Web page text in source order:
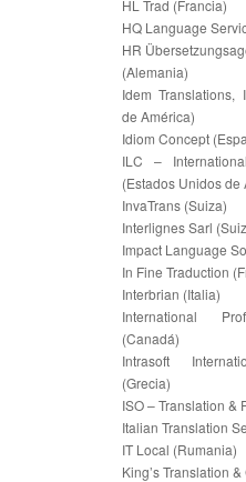
HL Trad (Francia)
HQ Language
HR
(Alemania)
Idem Translations,
de América)
Idiom Concept
ILC –
(Estados Unidos de
InvaTrans (Suiza)
Interlignes Sarl
Impact Language
In Fine Traduction
Interbrian (Italia)
International
(Canadá)
Intrasoft
(Grecia)
ISO – Translation &
Italian Translation
IT Local (Rumania)
King’s Translation